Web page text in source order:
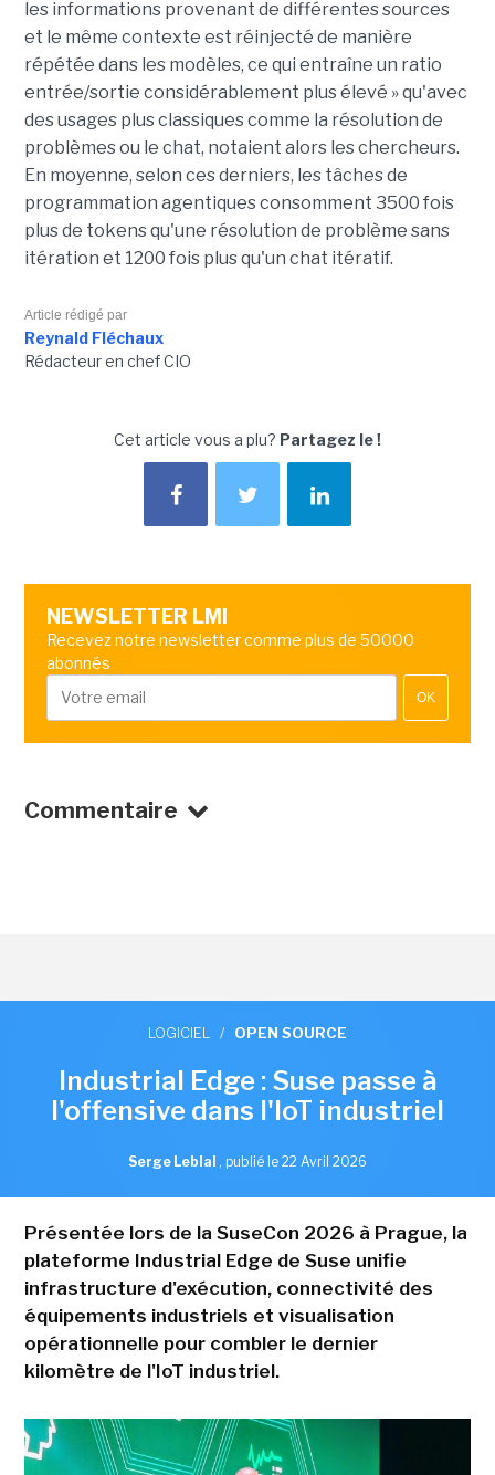
les informations provenant de différentes sources
et le même contexte est réinjecté de manière
répétée dans les modèles, ce qui entraîne un ratio
entrée/sortie considérablement plus élevé » qu'avec
des usages plus classiques comme la résolution de
problèmes ou le chat, notaient alors les chercheurs.
En moyenne, selon ces derniers, les tâches de
programmation agentiques consomment 3500 fois
plus de tokens qu'une résolution de problème sans
itération et 1200 fois plus qu'un chat itératif.
Article rédigé par
Reynald Fléchaux
Rédacteur en chef CIO
Cet article vous a plu? Partagez le !
NEWSLETTER LMI
Recevez notre newsletter comme plus de 50000
abonnés
OK
Commentaire
LOGICIEL / OPEN SOURCE
Industrial Edge : Suse passe à
l'offensive dans l'IoT industriel
Serge Leblal , publié le 22 Avril 2026
Présentée lors de la SuseCon 2026 à Prague, la
plateforme Industrial Edge de Suse unifie
infrastructure d'exécution, connectivité des
équipements industriels et visualisation
opérationnelle pour combler le dernier
kilomètre de l'IoT industriel.